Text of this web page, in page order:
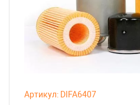
Артикул: DIFA6407